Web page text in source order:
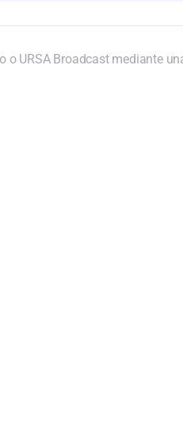
o URSA Broadcast mediante